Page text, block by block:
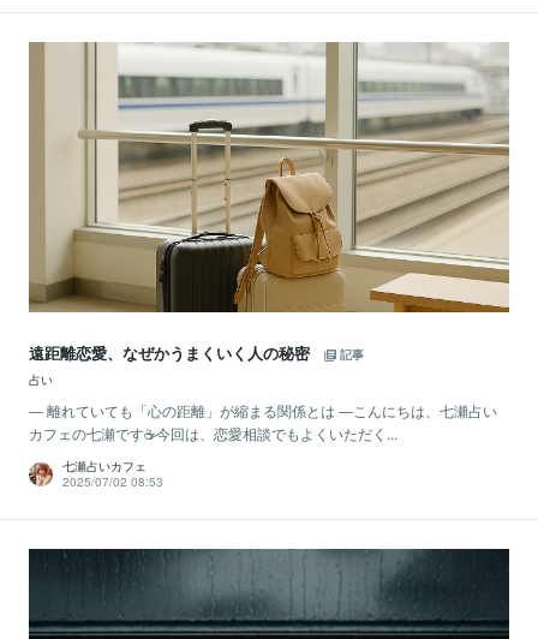
遠距離恋愛、なぜかうまくいく人の秘密
記事
占い
― 離れていても「心の距離」が縮まる関係とは ―こんにちは、七瀬占い
カフェの七瀬です☕️今回は、恋愛相談でもよくいただく...
七瀬占いカフェ
2025/07/02 08:53